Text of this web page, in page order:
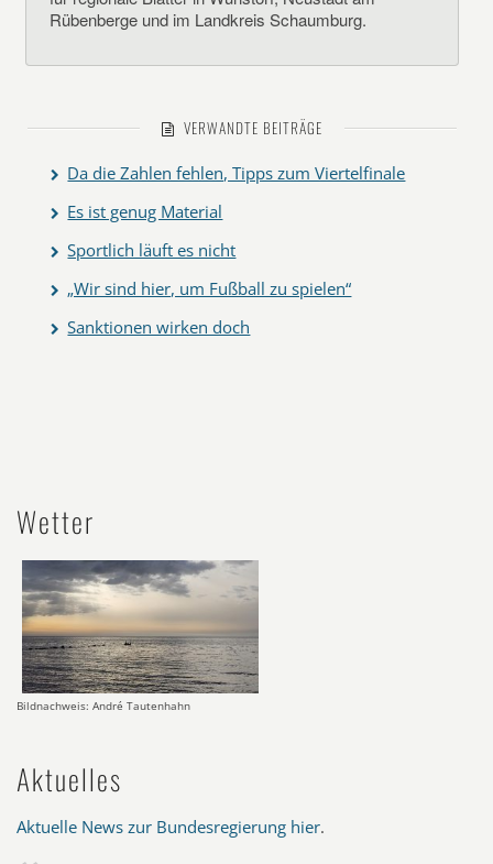
Rübenberge und im Landkreis Schaumburg.
VERWANDTE BEITRÄGE
Da die Zahlen fehlen, Tipps zum Viertelfinale
Es ist genug Material
Sportlich läuft es nicht
„Wir sind hier, um Fußball zu spielen“
Sanktionen wirken doch
Wetter
Bildnachweis: André Tautenhahn
Aktuelles
Aktuelle News zur Bundesregierung hier.